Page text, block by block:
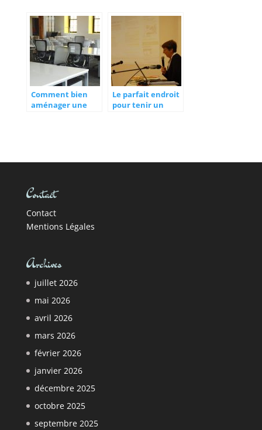
Comment bien
aménager une
Le parfait endroit
pour tenir un
Contact
Contact
Mentions Légales
Archives
juillet 2026
mai 2026
avril 2026
mars 2026
février 2026
janvier 2026
décembre 2025
octobre 2025
septembre 2025